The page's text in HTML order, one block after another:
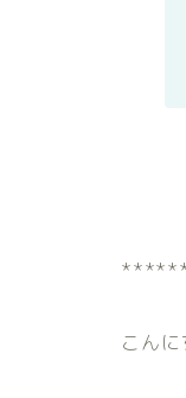
こん